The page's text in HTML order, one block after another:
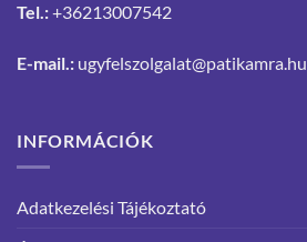
Tel.:+36213007542
E-mail.: ugyfelszolgalat@patikamra.hu
INFORMÁCIÓK
Adatkezelési Tájékoztató